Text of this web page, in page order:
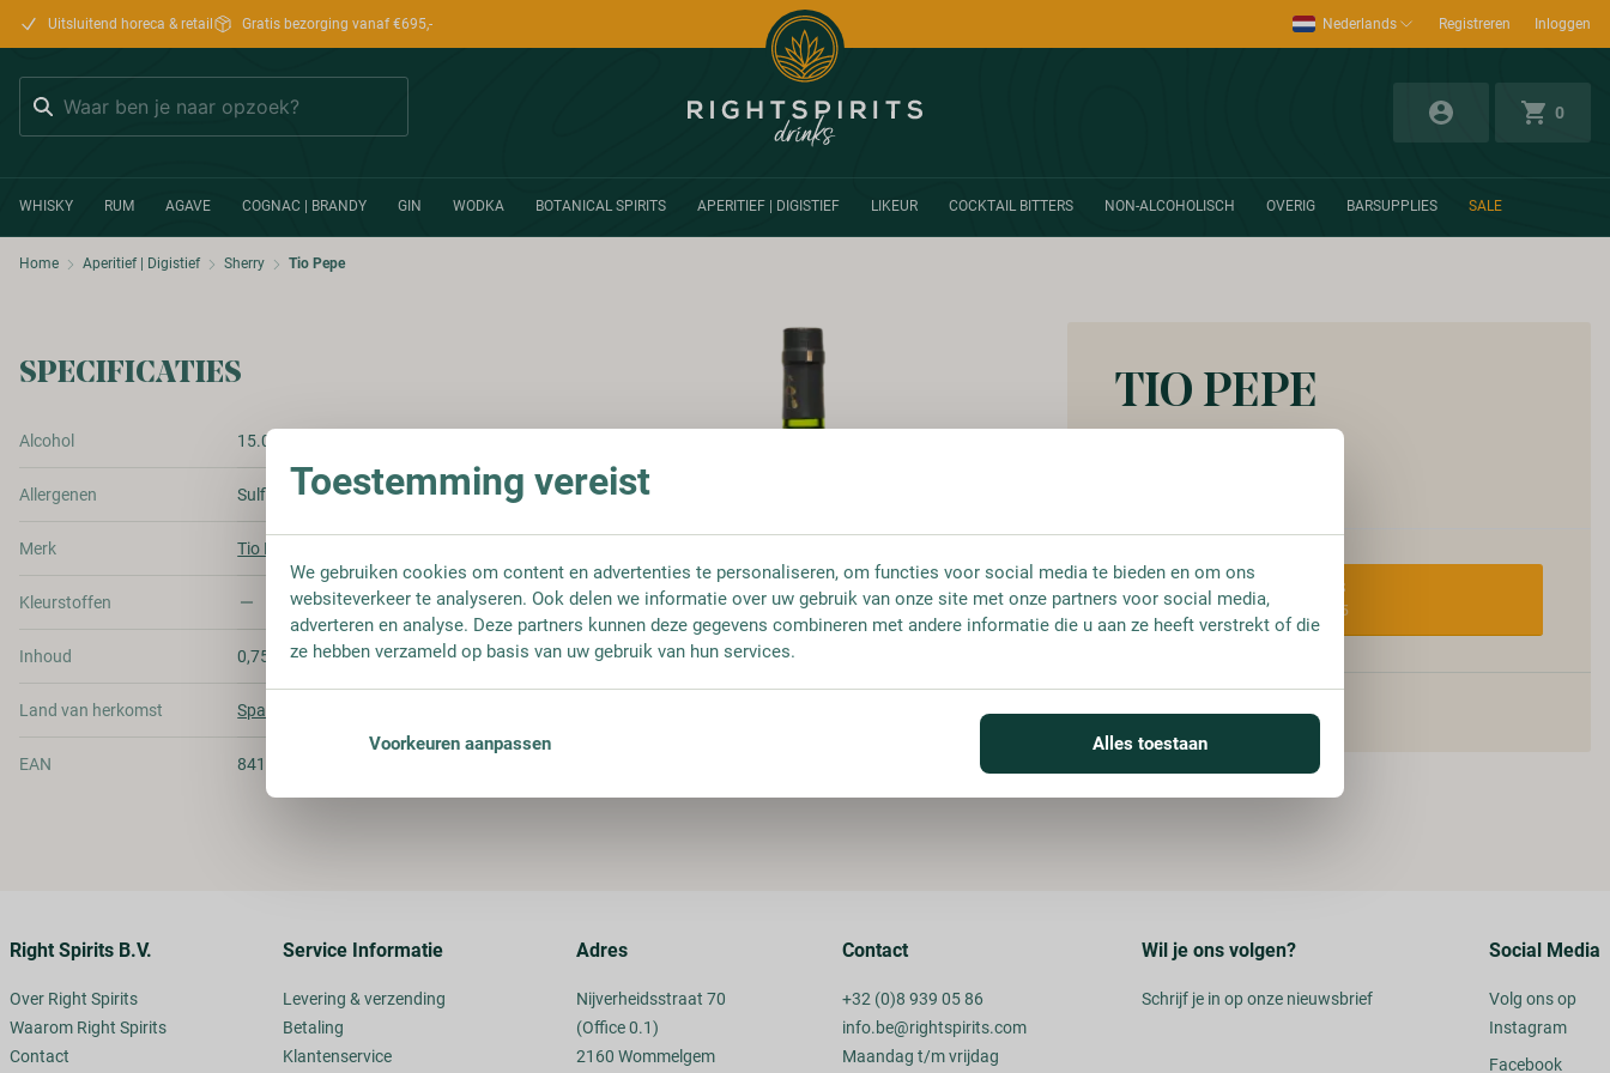
Uitsluitend horeca & retail Gratis bezorging vanaf €695,- Nederlands Registreren Inloggen
0
WHISKY RUM AGAVE COGNAC | BRANDY GIN WODKA BOTANICAL SPIRITS APERITIEF | DIGISTIEF LIKEUR COCKTAIL BITTERS NON-ALCOHOLISCH OVERIG BARSUPPLIES SALE
Home Aperitief | Digistief Sherry Tio Pepe
SPECIFICATIES
Alcohol 15.00%
Allergenen Sulfiten
Merk Tio Pepe
Kleurstoffen
Inhoud 0,75L
Land van herkomst Spanje
EAN 8410023000031
TIO PEPE
FLES
€ 8,95
Right Spirits B.V.
Over Right Spirits
Waarom Right Spirits
Contact
Service Informatie
Levering & verzending
Betaling
Klantenservice
Adres
Nijverheidsstraat 70
(Office 0.1)
2160 Wommelgem
Contact
+32 (0)8 939 05 86
info.be@rightspirits.com
Maandag t/m vrijdag
Wil je ons volgen?
Schrijf je in op onze nieuwsbrief
Social Media
Volg ons op
Instagram
Facebook
Toestemming vereist
We gebruiken cookies om content en advertenties te personaliseren, om functies voor social media te bieden en om ons
websiteverkeer te analyseren. Ook delen we informatie over uw gebruik van onze site met onze partners voor social media,
adverteren en analyse. Deze partners kunnen deze gegevens combineren met andere informatie die u aan ze heeft verstrekt of die
ze hebben verzameld op basis van uw gebruik van hun services.
Voorkeuren aanpassen Alles toestaan